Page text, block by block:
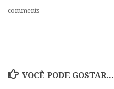
comments
VOCÊ PODE GOSTAR...